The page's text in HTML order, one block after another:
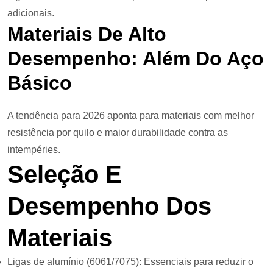
adicionais.
Materiais De Alto
Desempenho: Além Do Aço
Básico
A tendência para 2026 aponta para materiais com melhor
resistência por quilo e maior durabilidade contra as
intempéries.
Seleção E
Desempenho Dos
Materiais
Ligas de alumínio (6061/7075): Essenciais para reduzir o